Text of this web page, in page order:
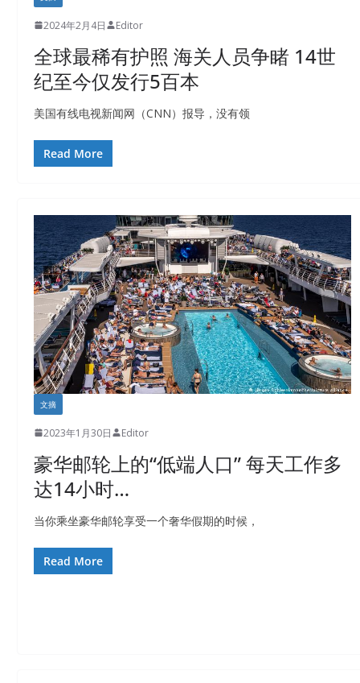
2024年2月4日 Editor
全球最稀有护照 海关人员争睹 14世
纪至今仅发行5百本
美国有线电视新闻网（CNN）报导，没有领
Read More
文摘
2023年1月30日 Editor
豪华邮轮上的“低端人口” 每天工作多
达14小时…
当你乘坐豪华邮轮享受一个奢华假期的时候，
Read More